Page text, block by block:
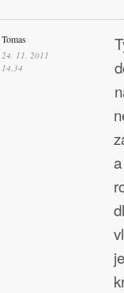
Tomas
24. 11. 2011
14.34